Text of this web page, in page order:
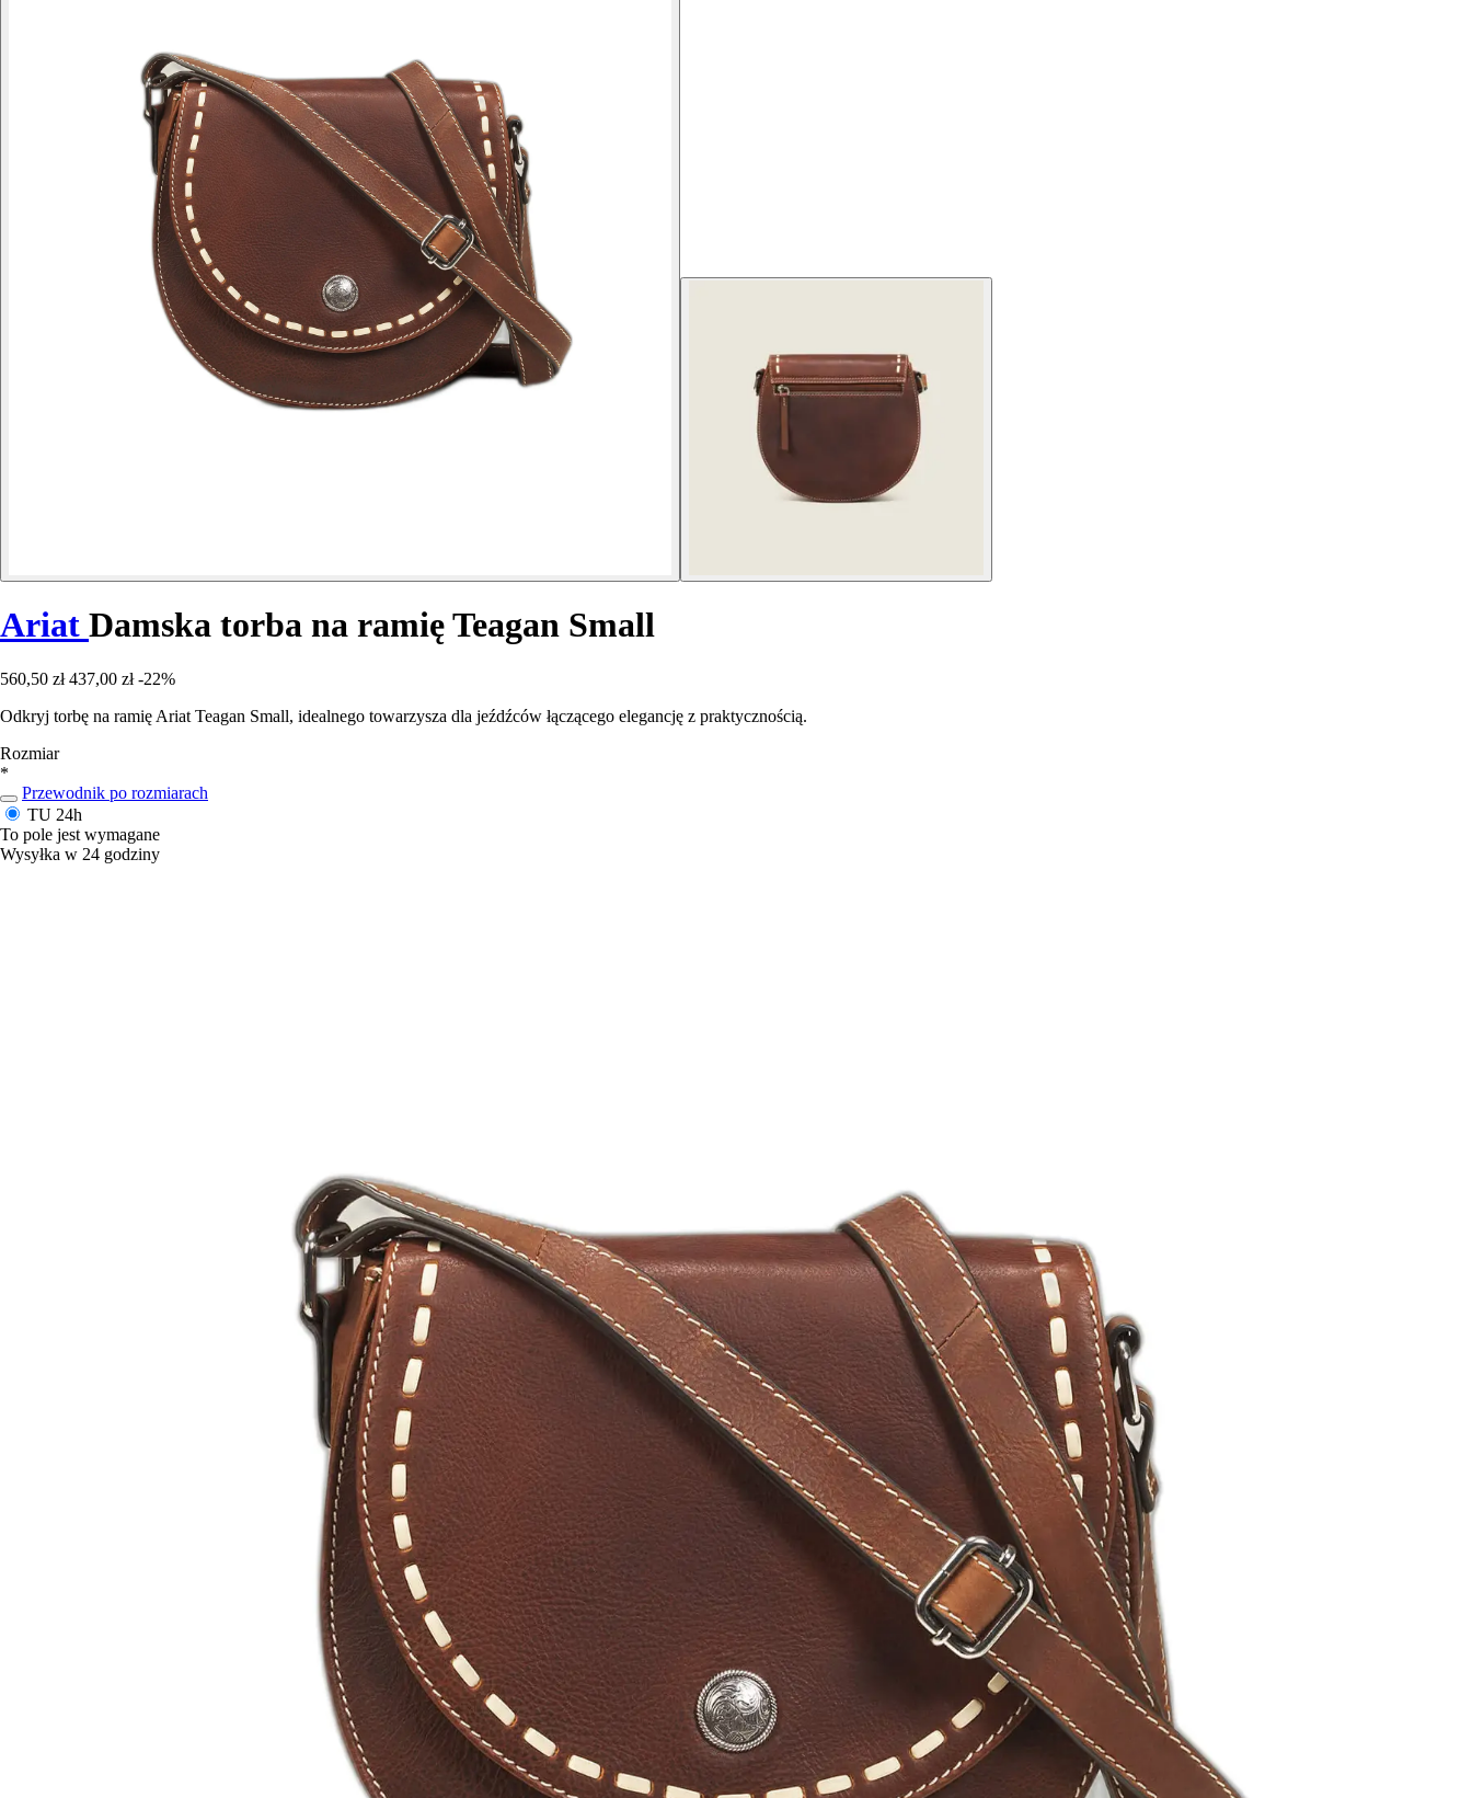
Ariat Damska torba na ramię Teagan Small
560,50 zł 437,00 zł -22%
Odkryj torbę na ramię Ariat Teagan Small, idealnego towarzysza dla jeźdźców łączącego elegancję z praktycznością.
Rozmiar
*
Przewodnik po rozmiarach
TU 24h
To pole jest wymagane
Wysyłka w 24 godziny